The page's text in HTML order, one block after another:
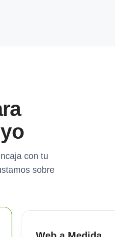
con tu
sobre